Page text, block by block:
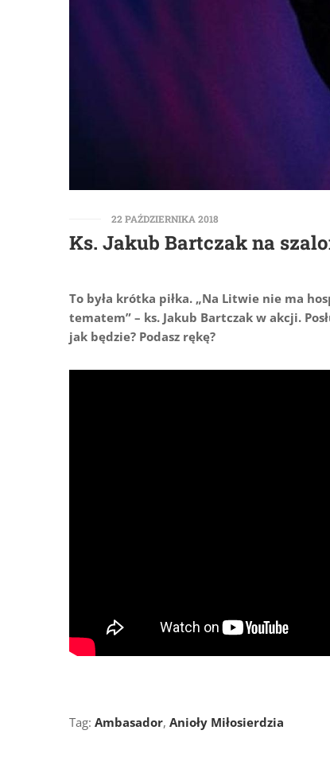
22 PAŹDZIERNIKA 2018
Ks. Jakub Bartczak na
To była krótka piłka. „Na Litwie nie ma
tematem” – ks. Jakub Bartczak w akcji.
jak będzie? Podasz rękę?
Tag: Ambasador, Anioły Miłosierdzia